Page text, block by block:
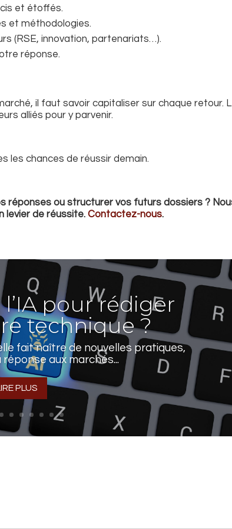
et étoffés.
et méthodologies.
(RSE, innovation, partenariats…).
réponse.
il faut savoir capitaliser sur chaque retour.
alliés pour y parvenir.
les chances de réussir demain.
réponses ou structurer vos futurs dossiers ?
levier de réussite. Contactez-nous.
pour rédiger
technique ?
fait naître de nouvelles pratiques,
aux marchés...
PLUS